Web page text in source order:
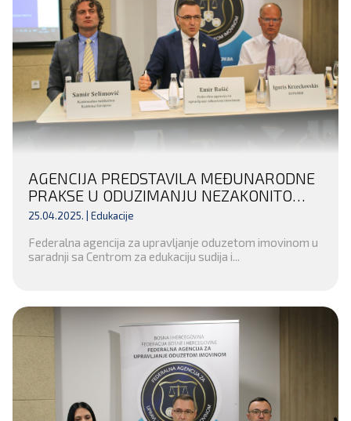
AGENCIJA PREDSTAVILA MEĐUNARODNE
PRAKSE U ODUZIMANJU NEZAKONITO
STEČENE IMOVINE
25.04.2025. | Edukacije
Federalna agencija za upravljanje oduzetom imovinom u
saradnji sa Centrom za edukaciju sudija i...